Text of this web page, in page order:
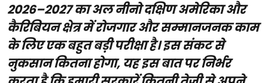
2026–2027 का अल नीनो दक्षिण अमेरिका और
कैरिबियन क्षेत्र में रोजगार और सम्मानजनक काम
के लिए एक बहुत बड़ी परीक्षा है। इस संकट से
नुकसान कितना होगा, यह इस बात पर निर्भर